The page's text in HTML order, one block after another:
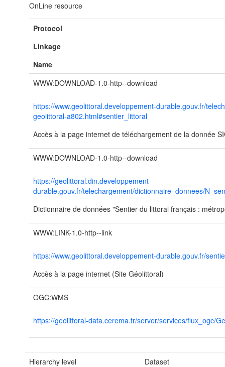
OnLine resource
Protocol
Linkage
Name
WWW:DOWNLOAD-1.0-http--download
https://www.geolittoral.developpement-durable.gouv.fr/
geolittoral-a802.html#sentier_littoral
Accès à la page internet de téléchargement de la donnée
WWW:DOWNLOAD-1.0-http--download
https://geolittoral.din.developpement-
durable.gouv.fr/telechargement/dictionnaire_donnees/
Dictionnaire de données "Sentier du littoral français :
WWW:LINK-1.0-http--link
https://www.geolittoral.developpement-durable.gouv.fr/
Accès à la page internet (Site Géolittoral)
OGC:WMS
https://geolittoral-data.cerema.fr/server/services/flux_ogc/
Hierarchy level
Dataset